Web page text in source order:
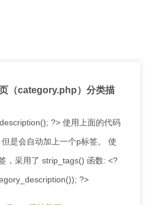
（category.php）分类描
?> 使用上面的代码
是会自动加上一个p标签。 使
，采用了 strip_tags() 函数: <?
?>